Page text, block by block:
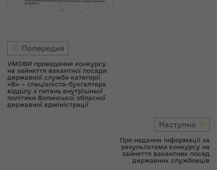
Попередня
УМОВИ проведення конкурсу
на зайняття вакантної посади
державної служби категорії
«В» – спеціаліста-бухгалтера
відділу з питань внутрішньої
політики Волинської обласної
державної адміністрації
Наступна
Про надання інформації за
результатами конкурсу на
зайняття вакантних посад
державних службовців